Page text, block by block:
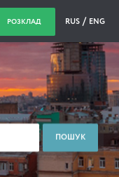
РОЗКЛАД RUS ENG